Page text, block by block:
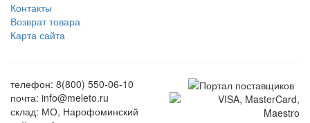
Контакты
Возврат товара
Карта сайта
телефон: 8(800) 550-06-10
почта: info@meleto.ru
склад: МО, Нарофоминский